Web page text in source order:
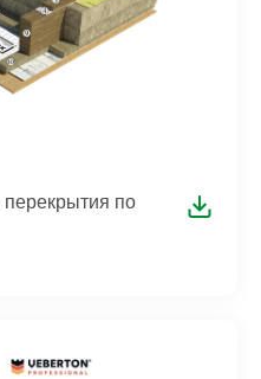
перекрытия по